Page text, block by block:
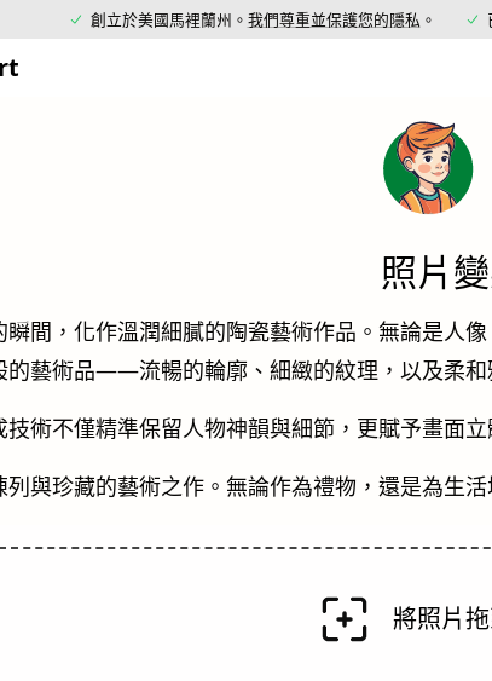
創立於美國馬裡蘭州。 我們尊重並保護您的隱私 。
照片
瞬間，化作溫潤細膩的陶瓷藝術作品。無論是人
的藝術品——流暢的輪廓、細緻的紋理，以及柔和
技術不僅精準保留人物神韻與細節，更賦予畫面
列與珍藏的藝術之作。無論作為禮物，還是為生
將照片